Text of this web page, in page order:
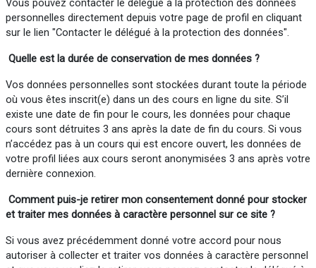
Vous pouvez contacter le délégué à la protection des données
personnelles directement depuis votre page de profil en cliquant
sur le lien "Contacter le délégué à la protection des données".
Quelle est la durée de conservation de mes données ?
Vos données personnelles sont stockées durant toute la période
où vous êtes inscrit(e) dans un des cours en ligne du site. S’il
existe une date de fin pour le cours, les données pour chaque
cours sont détruites 3 ans après la date de fin du cours. Si vous
n’accédez pas à un cours qui est encore ouvert, les données de
votre profil liées aux cours seront anonymisées 3 ans après votre
dernière connexion.
Comment puis-je retirer mon consentement donné pour stocker
et traiter mes données à caractère personnel sur ce site ?
Si vous avez précédemment donné votre accord pour nous
autoriser à collecter et traiter vos données à caractère personnel